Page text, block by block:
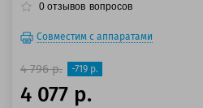
0 отзывов вопросов
Совместим с аппаратами
4 796 р. -719 р.
4 077 р.